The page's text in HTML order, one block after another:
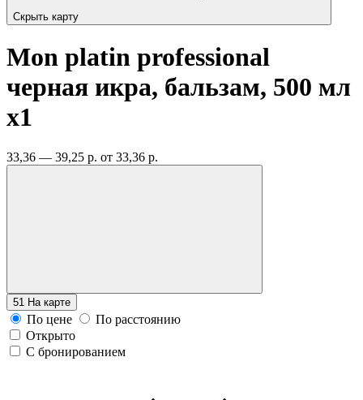
Скрыть карту
Mon platin professional
черная икра, бальзам, 500 мл
x1
33,36 — 39,25 р. от 33,36 р.
51 На карте
По цене
По расстоянию
Открыто
С бронированием